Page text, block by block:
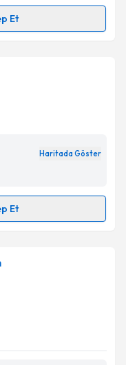
ilişkinAydınlatma
belirtilen
ediyorum.
Et
randevu almanız
ile
ilişkin
belirtilen
Haritada Göster
Et
talebi
almanız için bir
bilgilendireceğiz.